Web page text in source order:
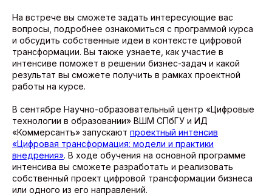
На встрече вы сможете задать интересующие вас
вопросы, подробнее ознакомиться с программой курса
и обсудить собственные идеи в контексте цифровой
трансформации. Вы также узнаете, как участие в
интенсиве поможет в решении бизнес-задач и какой
результат вы сможете получить в рамках проектной
работы на курсе.
В сентябре Научно-образовательный центр «Цифровые
технологии в образовании» ВШМ СПбГУ и ИД
«Коммерсантъ» запускают проектный интенсив
«Цифровая трансформация: модели и практики
внедрения». В ходе обучения на основной программе
интенсива вы сможете разработать и реализовать
собственный проект цифровой трансформации бизнеса
или одного из его направлений.